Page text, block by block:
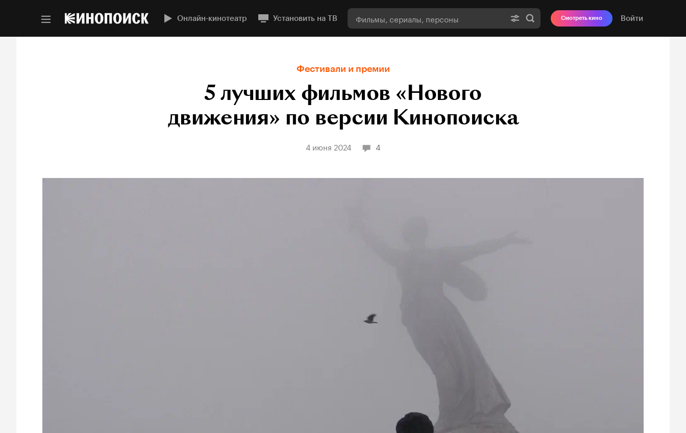
Онлайн-кинотеатр Установить на ТВ Смотреть кино Войти
Фестивали и премии
5 лучших фильмов «Нового
движения» по версии Кинопоиска
4 июня 2024 4